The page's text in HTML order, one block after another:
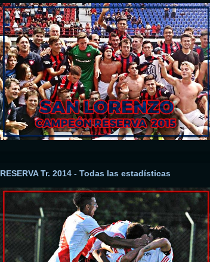
RESERVA Tr. 2014 - Todas las estadísticas